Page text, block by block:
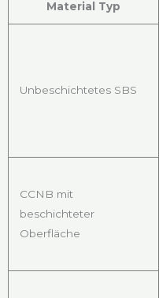
Material Typ
Unbeschichtetes SBS
CCNB mit
beschichteter
Oberfläche